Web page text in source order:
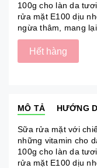
100g cho làn da
rửa mặt E100 dịu
ngừa thâm, mang lại
Hết hàng
MÔ TẢ HƯỚNG
Sữa rửa mặt với
những vitamin cho
100g cho làn da
rửa mặt E100 dịu